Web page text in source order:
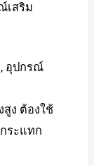
เสริม
, อุปกรณ์
ง ต้องใช้
ระแทก